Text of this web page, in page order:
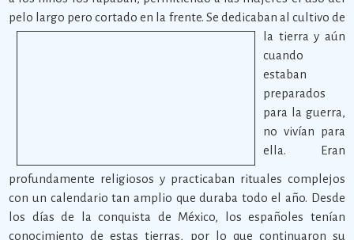
pelo largo pero cortado en la frente. Se dedicaban al cultivo de
la tierra y aún
cuando
estaban
preparados
para la guerra,
no vivían para
ella. Eran
profundamente religiosos y practicaban rituales complejos
con un calendario tan amplio que duraba todo el año. Desde
los días de la conquista de México, los españoles tenían
conocimiento de estas tierras, por lo que continuaron su